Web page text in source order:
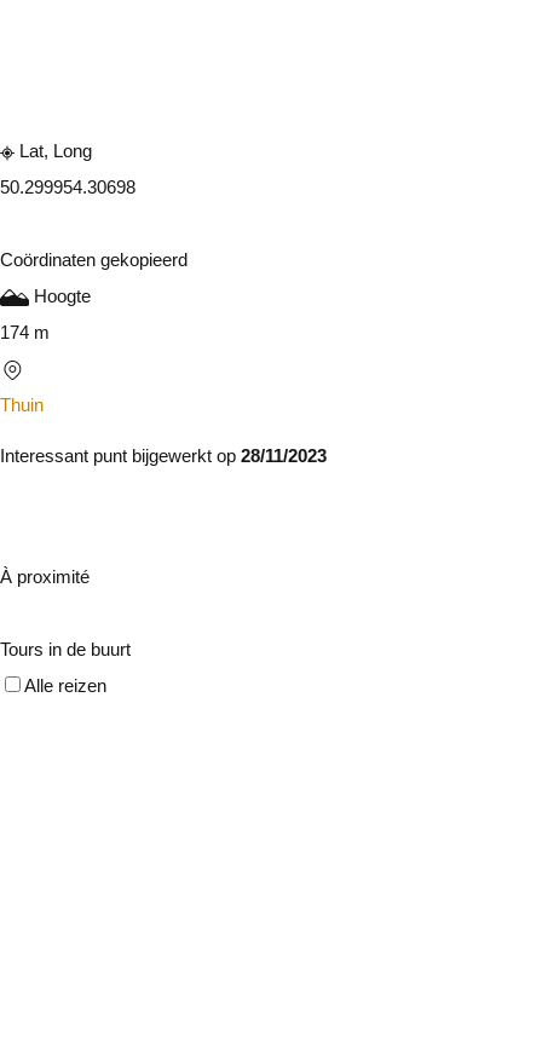
Lat, Long
50.299954.30698
Coördinaten gekopieerd
Hoogte
174 m
Thuin
Interessant punt bijgewerkt op 28/11/2023
À proximité
Tours in de buurt
Alle reizen